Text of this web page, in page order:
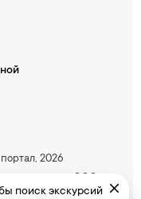
2026
принадлежат ООО
поиск экскурсий